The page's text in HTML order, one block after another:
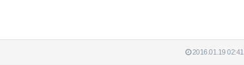
2016.01.19 02:41